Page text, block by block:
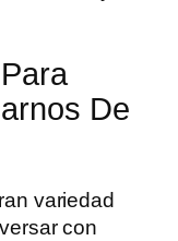
De
variedad
con